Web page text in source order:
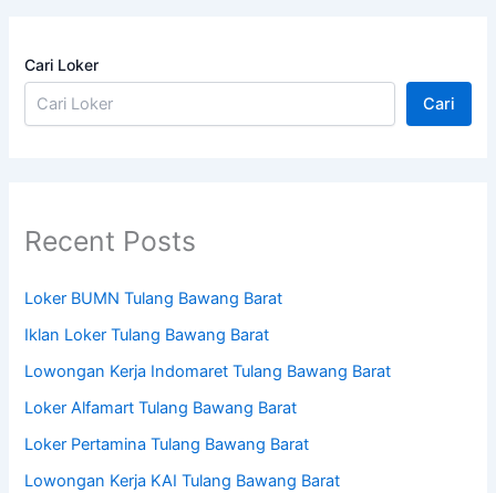
Cari Loker
Cari
Recent Posts
Loker BUMN Tulang Bawang Barat
Iklan Loker Tulang Bawang Barat
Lowongan Kerja Indomaret Tulang Bawang Barat
Loker Alfamart Tulang Bawang Barat
Loker Pertamina Tulang Bawang Barat
Lowongan Kerja KAI Tulang Bawang Barat